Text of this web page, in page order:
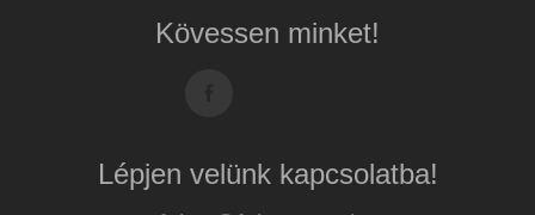
Kövessen minket!
Lépjen velünk kapcsolatba!